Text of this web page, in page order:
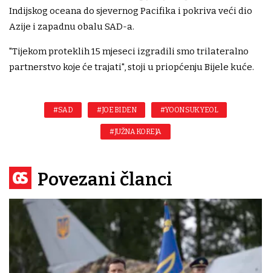
Indijskog oceana do sjevernog Pacifika i pokriva veći dio
Azije i zapadnu obalu SAD-a.
"Tijekom proteklih 15 mjeseci izgradili smo trilateralno
partnerstvo koje će trajati", stoji u priopćenju Bijele kuće.
#SAD #JOE BIDEN #YOON SUK YEOL
#JUŽNA KOREJA
Povezani članci